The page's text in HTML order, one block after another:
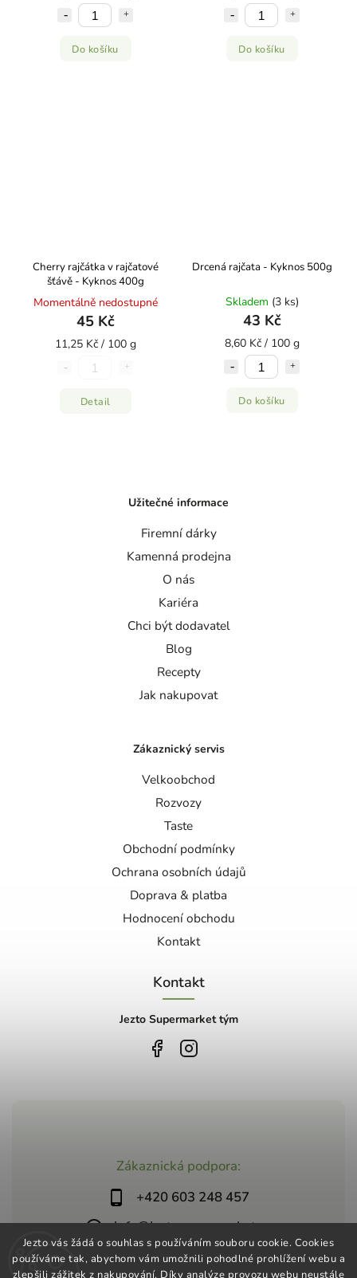
Jezto vás žádá o souhlas s používáním souboru cookie. Cookies
používáme tak, abychom vám umožnili pohodlné prohlížení webu a
zlepšili zážitek z nakupování. Díky analýze provozu webu neustále
Do košíku Do košíku
Cherry rajčátka v rajčatové
šťávě - Kyknos 400g
Momentálně nedostupné
45 Kč
11,25 Kč / 100 g
Detail
Drcená rajčata - Kyknos 500g
Skladem (3 ks)
43 Kč
8,60 Kč / 100 g
Do košíku
Zákaznická podpora:
+420 603 248 457
info@jeztosupermarket.cz
Užitečné informace
Firemní dárky
Kamenná prodejna
O nás
Kariéra
Chci být dodavatel
Blog
Recepty
Jak nakupovat
Zákaznický servis
Velkoobchod
Rozvozy
Taste
Obchodní podmínky
Ochrana osobních údajů
Doprava & platba
Hodnocení obchodu
Kontakt
Kontakt
Jezto Supermarket tým